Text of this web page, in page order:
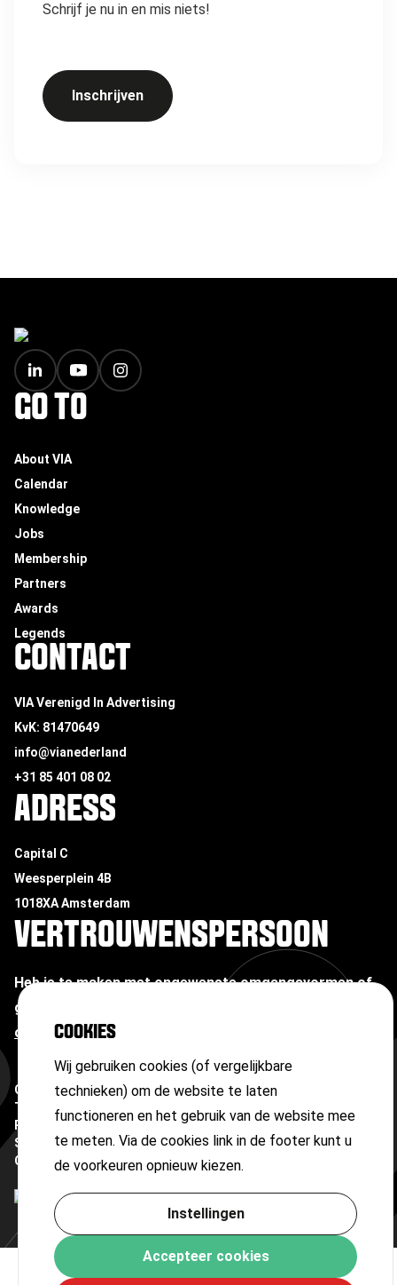
COOKIES
Wij gebruiken cookies (of vergelijkbare
technieken) om de website te laten
functioneren en het gebruik van de website mee
te meten. Via de cookies link in de footer kunt u
de voorkeuren opnieuw kiezen.
Instellingen
Accepteer cookies
Schrijf je nu in en mis niets!
Inschrijven
FOOTER
GO TO
About VIA
Calendar
Knowledge
Jobs
Membership
Partners
Awards
Legends
CONTACT
VIA Verenigd In Advertising
KvK: 81470649
info@vianederland
+31 85 401 08 02
ADRESS
Capital C
Weesperplein 4B
1018XA Amsterdam
VERTROUWENSPERSOON
Heb je te maken met ongewenste omgangsvormen of
grensoverschrijdend gedrag?
onze vertrouwenspersoon
Copyright ©2026
Terms and conditions
Privacy statement
Sitemap
Cookies